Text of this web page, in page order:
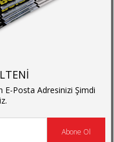
Posta Adresinizi Şimdi
Abone Ol